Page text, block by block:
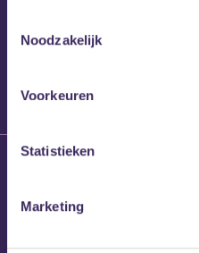
Noodzakelijk
Voorkeuren
Statistieken
Marketing